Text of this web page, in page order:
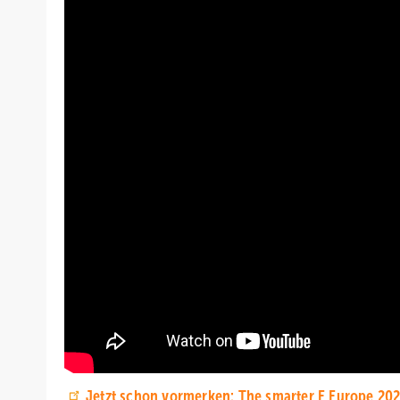
Jetzt schon vormerken: The smarter E Europe